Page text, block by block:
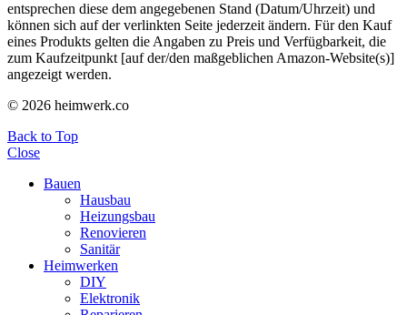
entsprechen diese dem angegebenen Stand (Datum/Uhrzeit) und
können sich auf der verlinkten Seite jederzeit ändern. Für den Kauf
eines Produkts gelten die Angaben zu Preis und Verfügbarkeit, die
zum Kaufzeitpunkt [auf der/den maßgeblichen Amazon-Website(s)]
angezeigt werden.
© 2026 heimwerk.co
Back to Top
Close
Bauen
Hausbau
Heizungsbau
Renovieren
Sanitär
Heimwerken
DIY
Elektronik